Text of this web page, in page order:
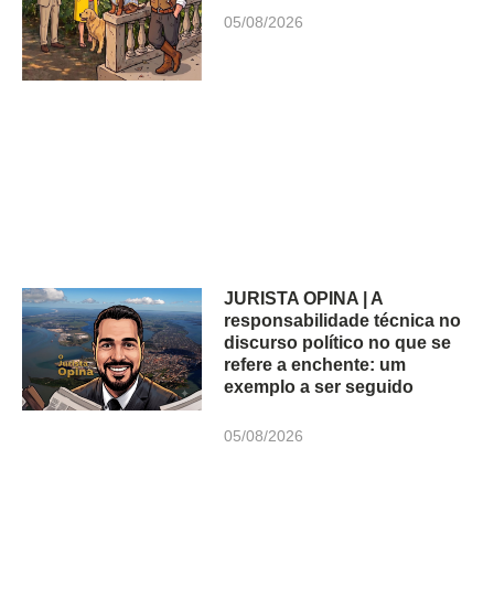
05/08/2026
JURISTA OPINA | A
responsabilidade técnica no
discurso político no que se
refere a enchente: um
exemplo a ser seguido
05/08/2026